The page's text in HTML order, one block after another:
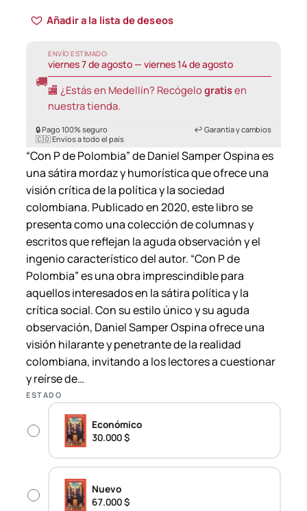
c
r
a
:
3
0
.
0
0
0
$
t
h
o
u
h
Añadir a la lista de deseos
🚚
ENVÍO ESTIMADO:
viernes 7 de agosto — viernes 14 de agosto
🏬 ¿Estás en Medellín? Recógelo gratisen
nuestra tienda.
🔒 Pago 100% seguro
↩️ Garantía y cambios
🇨🇴 Envíos a todo el país
“Con P de Polombia” de Daniel Samper Ospina es
una sátira mordaz y humorística que ofrece una
visión crítica de la política y la sociedad
colombiana. Publicado en 2020, este libro se
presenta como una colección de columnas y
escritos que reflejan la aguda observación y el
ingenio característico del autor. “Con P de
Polombia” es una obra imprescindible para
aquellos interesados en la sátira política y la
crítica social. Con su estilo único y su aguda
observación, Daniel Samper Ospina ofrece una
visión hilarante y penetrante de la realidad
colombiana, invitando a los lectores a cuestionar
y reírse de…
ESTADO
Económico
30.000 $
Nuevo
67.000 $